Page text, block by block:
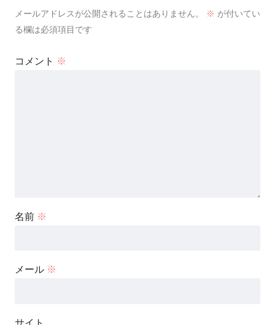
メールアドレスが公開されることはありません。 ※ が付いてい
る欄は必須項目です
コメント ※
名前 ※
メール ※
サイト